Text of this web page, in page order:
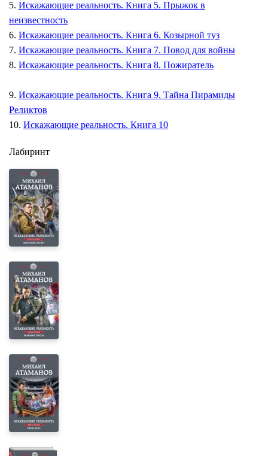
5. Искажающие реальность. Книга 5. Прыжок в
неизвестность
6. Искажающие реальность. Книга 6. Козырной туз
7. Искажающие реальность. Книга 7. Повод для войны
8. Искажающие реальность. Книга 8. Пожиратель
9. Искажающие реальность. Книга 9. Тайна Пирамиды
Реликтов
10. Искажающие реальность. Книга 10
Лабиринт